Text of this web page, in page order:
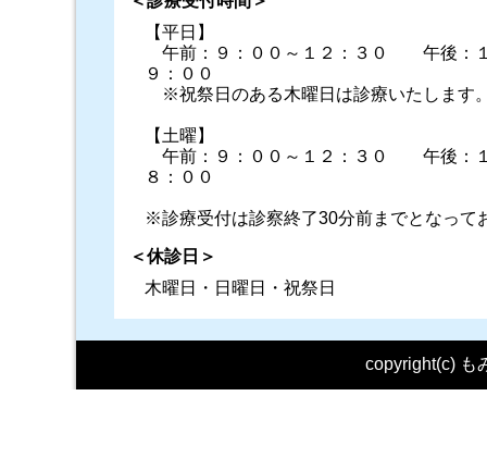
【平日】
午前：９：００～１２：３０ 午後：
９：００
※祝祭日のある木曜日は診療いたします
【土曜】
午前：９：００～１２：３０ 午後：
８：００
※診療受付は診察終了30分前までとなって
＜休診日＞
木曜日・日曜日・祝祭日
copyright(c) も